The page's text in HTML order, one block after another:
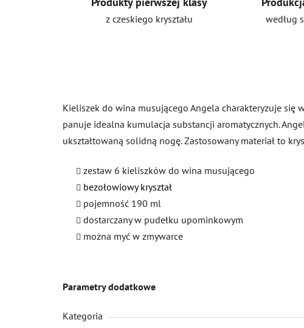
z czeskiego kryształu według
Kieliszek do wina musującego Angela charakteryzuje się
panuje idealna kumulacja substancji aromatycznych.
ukształtowaną solidną nogę. Zastosowany materiał to
zestaw 6 kieliszków do wina musującego
bezołowiowy kryształ
pojemność 190 ml
dostarczany w pudełku upominkowym
można myć w zmywarce
Parametry dodatkowe
Kategoria